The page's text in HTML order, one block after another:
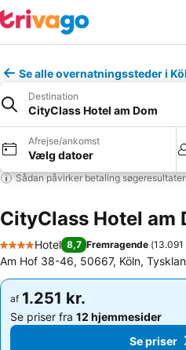
Se alle overnatningssteder i
Destination
CityClass Hotel am Dom
Afrejse/ankomst
Vælg datoer
Sådan påvirker betaling
CityClass Hotel am
4 Stjerner
Hotel 8,7 Fremragende (13.091
Am Hof 38-46, 50667, Köln,
af 1.251 kr.
Se priser fra 12 hjemmesider
Se
af 1.251 kr.
Se priser fra 12 hjemmesider
Se priser